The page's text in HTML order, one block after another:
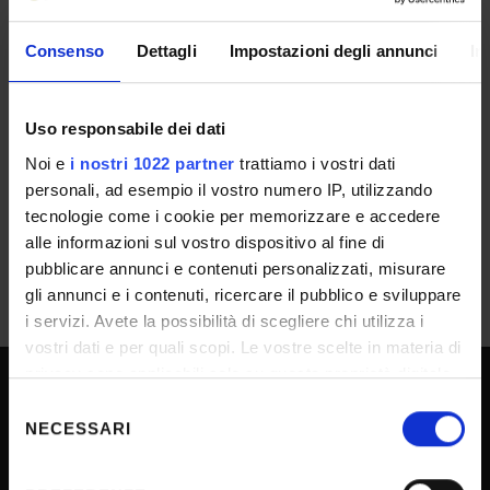
Consenso Dettagli Impostazioni degli annunci
Uso responsabile dei dati
Noi e i nostri 1022 partner trattiamo i vostri dati
personali, ad esempio il vostro numero IP, utilizzando
tecnologie come i cookie per memorizzare e accedere
alle informazioni sul vostro dispositivo al fine di
pubblicare annunci e contenuti personalizzati, misurare
gli annunci e i contenuti, ricercare il pubblico e sviluppare
i servizi. Avete la possibilità di scegliere chi utilizza i
vostri dati e per quali scopi. Le vostre scelte in materia di
privacy sono applicabili solo su questa proprietà digitale
modificare o revocare il proprio consenso in qualsiasi
momento dalla Dichiarazione sui cookie o facendo clic
delNECESSARI
IT | 207Kb
RESULT/RANKING LISTS
Provvedimento Direttoriale Graduatoria
IT | 339Kb
UNIVERSITY SERVICES